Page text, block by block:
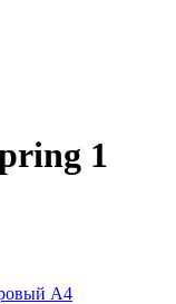
1
А4